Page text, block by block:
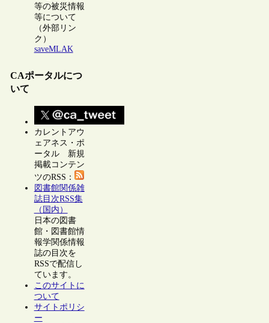
等の被災情報
等について
（外部リン
ク）
saveMLAK
CAポータルにつ
いて
カレントアウ
ェアネス・ポ
ータル 新規
掲載コンテン
ツのRSS：
図書館関係雑
誌目次RSS集
（国内）
日本の図書
館・図書館情
報学関係情報
誌の目次を
RSSで配信し
ています。
このサイトに
ついて
サイトポリシ
ー